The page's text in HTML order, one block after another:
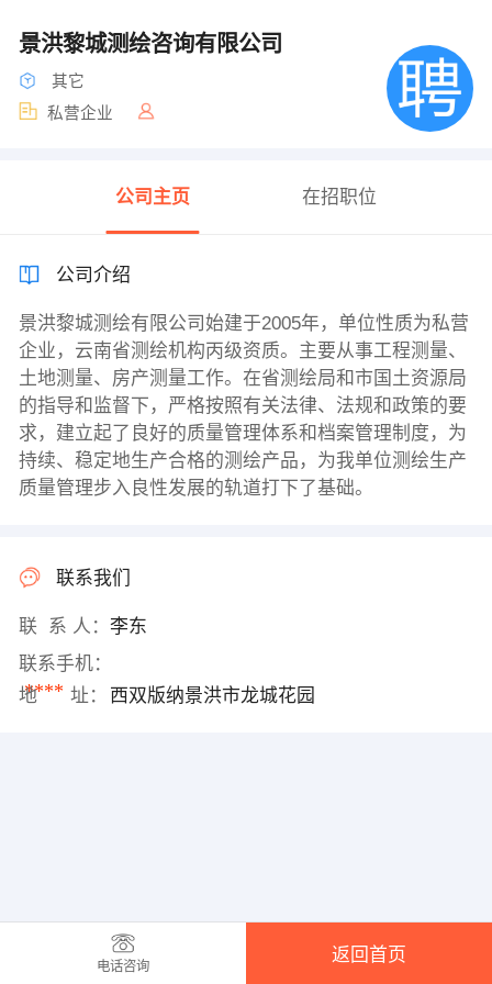
景洪黎城测绘咨询有限公司
其它
私营企业
公司主页 在招职位
公司介绍
景洪黎城测绘有限公司始建于2005年，单位性质为私营
企业，云南省测绘机构丙级资质。主要从事工程测量、
土地测量、房产测量工作。在省测绘局和市国土资源局
的指导和监督下，严格按照有关法律、法规和政策的要
求，建立起了良好的质量管理体系和档案管理制度，为
持续、稳定地生产合格的测绘产品，为我单位测绘生产
质量管理步入良性发展的轨道打下了基础。
联系我们
联 系 人： 李东
联系手机：
****
地 址： 西双版纳景洪市龙城花园
电话咨询
返回首页